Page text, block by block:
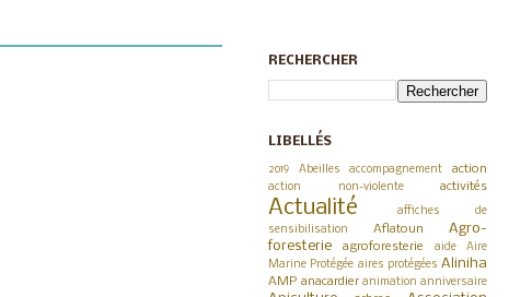
RECHERCHER
LIBELLÉS
2019 Abeilles accompagnement action
action non-violente activités
Actualité
affiches de
sensibilisation
Aflatoun
Agro-
foresterie
agroforesterie aide
Aire
Marine Protégée aires protégées Aliniha
AMP anacardier animation anniversaire